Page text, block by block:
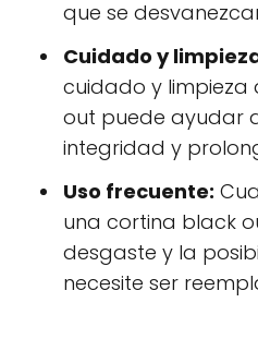
que se
Cuidado y
cuidado y limpieza
out puede ayudar
integridad y
Uso frecuente:
una cortina black
desgaste y la
necesite ser